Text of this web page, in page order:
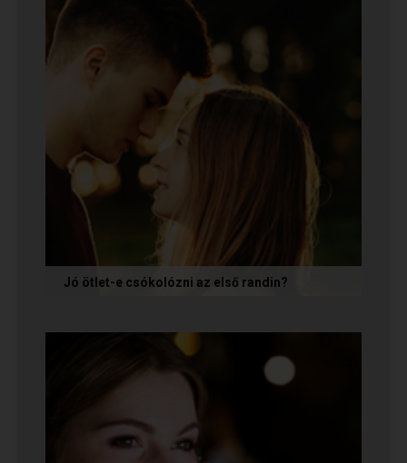
Jó ötlet-e csókolózni az első randin?
az azt jelenti, hogy nem...